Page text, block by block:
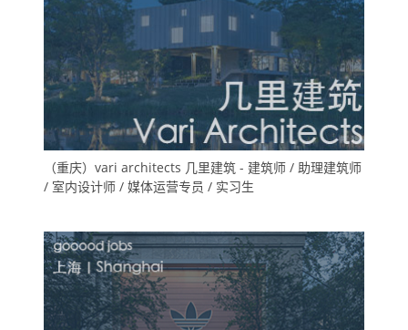
（重庆）vari architects 几里建筑 - 建筑师 / 助理建筑师
/ 室内设计师 / 媒体运营专员 / 实习生